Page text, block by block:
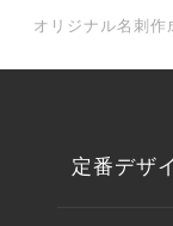
オリジナル名刺
定番デザ